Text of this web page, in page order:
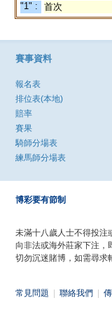
"1" :
首次
賽事資料
報名表
排位表(本地)
賠率
賽果
騎師分場表
練馬師分場表
博彩要有節制
未滿十八歲人士不得投注
向非法或海外莊家下注，
切勿沉迷賭博，如需尋求
常見問題 聯絡我們